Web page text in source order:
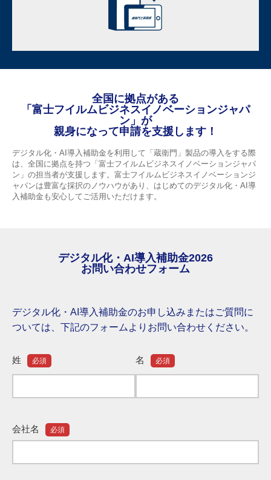
全国に拠点がある
「富士フイルムビジネスイノベーションジャパ
ン」が
親身になって申請を支援します！
デジタル化・AI導入補助金を利用して「蔵衛門」製品の導入をする際
は、全国に拠点を持つ「富士フイルムビジネスイノベーションジャパ
ン」の担当者が支援します。富士フイルムビジネスイノベーションジ
ャパンは豊富な採択のノウハウがあり、はじめてのデジタル化・AI導
入補助金も安心してご活用いただけます。
デジタル化・AI導入補助金2026
お問い合わせフォーム
デジタル化・AI導入補助金のお申し込みまたはご質問に
ついては、下記のフォームよりお問い合わせください。
姓 必須 名 必須
会社名 必須